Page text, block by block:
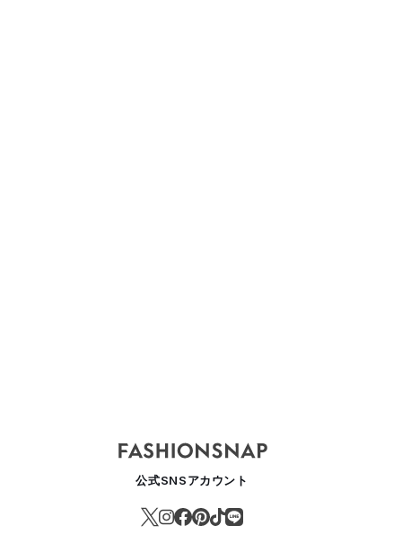
公式SNSアカウント